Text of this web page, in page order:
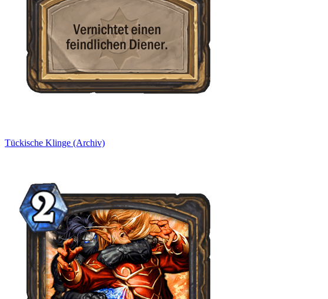
Tückische Klinge (Archiv)